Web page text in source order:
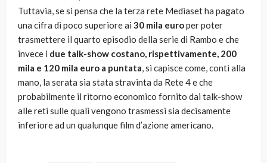
Tuttavia, se si pensa che la terza rete Mediaset ha pagato
una cifra di poco superiore ai 30 mila europer poter
trasmettere il quarto episodio della serie di Rambo e che
invece i due talk-show costano, rispettivamente, 200
mila e 120 mila euro a puntata, si capisce come, conti alla
mano, la serata sia stata stravinta da Rete 4 e che
probabilmente il ritorno economico fornito dai talk-show
alle reti sulle quali vengono trasmessi sia decisamente
inferiore ad un qualunque film d’azione americano.